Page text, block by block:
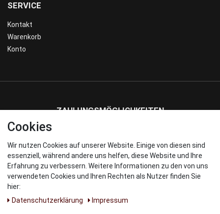
SERVICE
Kontakt
Warenkorb
Konto
ZAHLUNGSMÖGLICHKEITEN
WIR VERSENDEN MIT
Cookies
Wir nutzen Cookies auf unserer Website. Einige von diesen sind
essenziell, während andere uns helfen, diese Website und Ihre
Erfahrung zu verbessern. Weitere Informationen zu den von uns
verwendeten Cookies und Ihren Rechten als Nutzer finden Sie
hier:
Daten­schutz­erklärung
Impressum